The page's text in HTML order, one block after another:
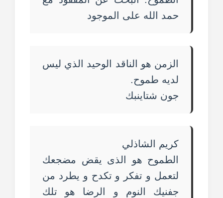
حمد الله على الموجود
الزمن هو الناقد الوحيد الذي ليس
لديه طموح.
جون شتاينبك
كريم الشاذلي
الطموح هو الذى يقض مضجعك
لتعمل و تفكر و تكدح و يطرد من
جفنيك النوم و الرضا هو تلك